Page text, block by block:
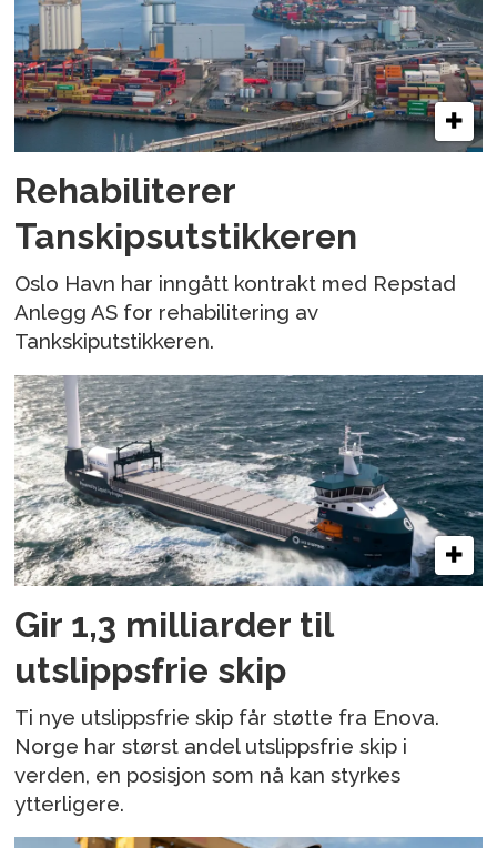
Rehabiliterer
Tanskipsutstikkeren
Oslo Havn har inngått kontrakt med Repstad
Anlegg AS for rehabilitering av
Tankskiputstikkeren.
Gir 1,3 milliarder til
utslippsfrie skip
Ti nye utslippsfrie skip får støtte fra Enova.
Norge har størst andel utslippsfrie skip i
verden, en posisjon som nå kan styrkes
ytterligere.